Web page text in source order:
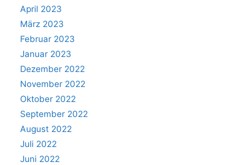
April 2023
März 2023
Februar 2023
Januar 2023
Dezember 2022
November 2022
Oktober 2022
September 2022
August 2022
Juli 2022
Juni 2022